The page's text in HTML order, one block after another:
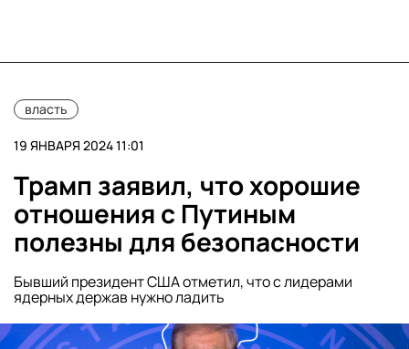
власть
19 ЯНВАРЯ 2024 11:01
Трамп заявил, что хорошие
отношения с Путиным
полезны для безопасности
Бывший президент США отметил, что с лидерами
ядерных держав нужно ладить